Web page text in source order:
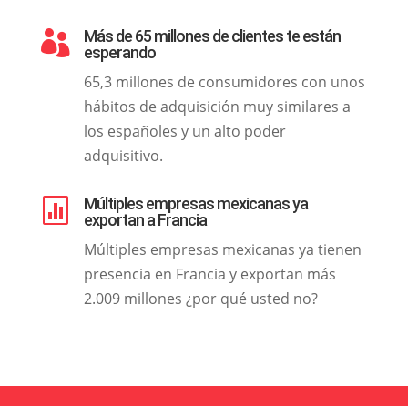

Más de 65 millones de clientes te están
esperando
65,3 millones de consumidores con unos
hábitos de adquisición muy similares a
los españoles y un alto poder
adquisitivo.

Múltiples empresas mexicanas ya
exportan a Francia
Múltiples empresas mexicanas ya tienen
presencia en Francia y exportan más
2.009 millones ¿por qué usted no?